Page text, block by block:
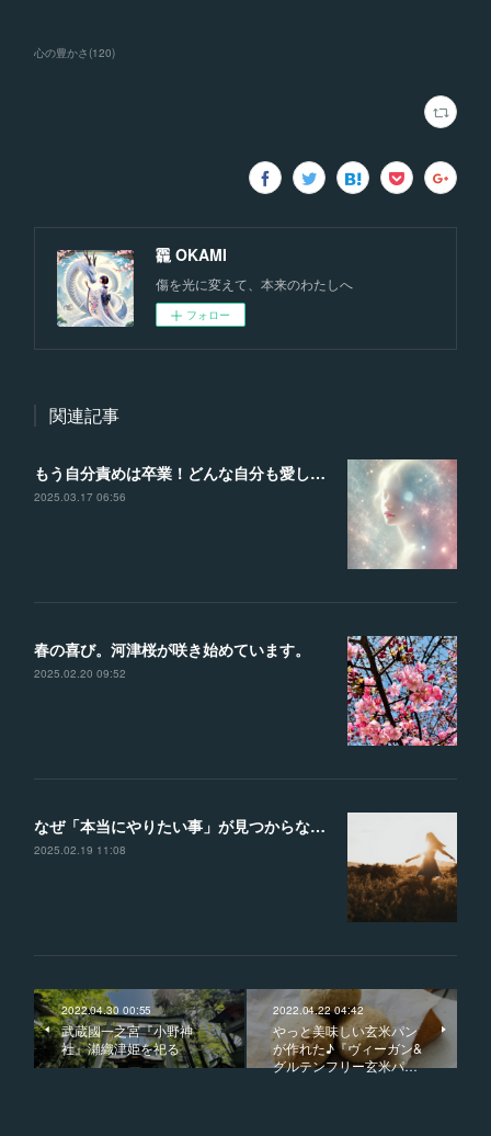
心の豊かさ (120)
龗 OKAMI
傷を光に変えて、本来のわたしへ
フォロー
関連記事
もう自分責めは卒業！どんな自分も愛して、理想の未来を叶える魔法の言葉
2025.03.17 06:56
春の喜び。河津桜が咲き始めています。
2025.02.20 09:52
なぜ「本当にやりたい事」が見つからないのか？？見つけるための４つのヒント
2025.02.19 11:08
2022.04.30 00:55
武蔵國一之宮『小野神
社』瀬織津姫を祀る
2022.04.22 04:42
やっと美味しい玄米パン
が作れた♪『ヴィーガン&
グルテンフリー玄米パ…